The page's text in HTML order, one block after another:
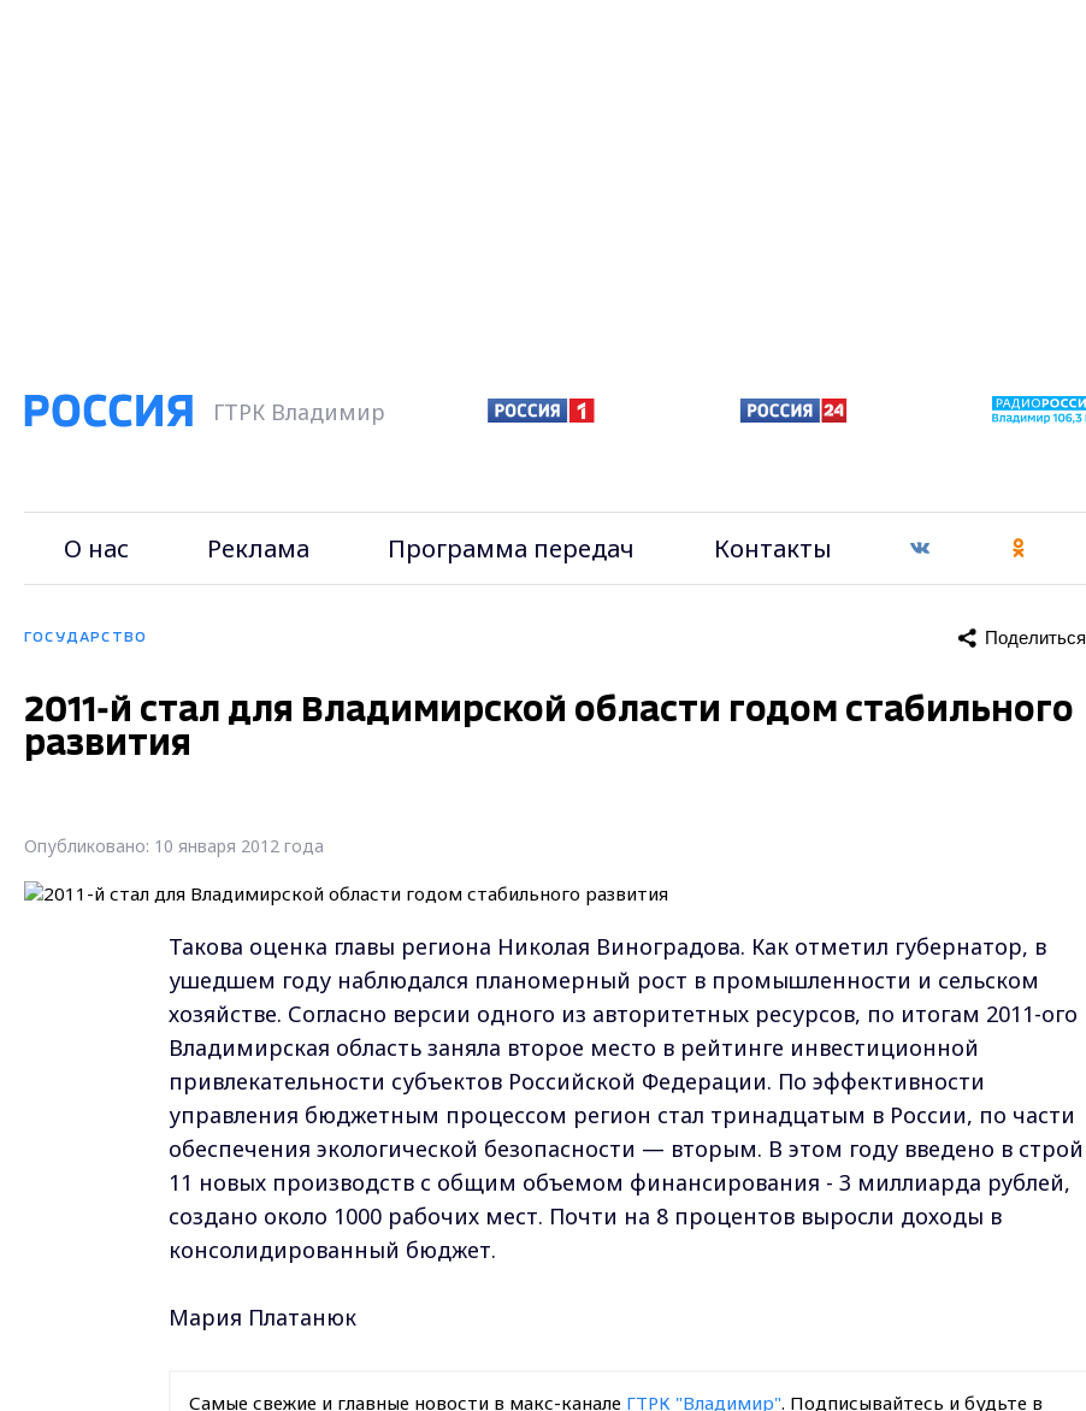
ГТРК Владимир
О нас Реклама Программа передач Контакты
ГОСУДАРСТВО Поделиться
2011-й стал для Владимирской области годом стабильного
развития
Опубликовано: 10 января 2012 года
Такова оценка главы региона Николая Виноградова. Как отметил губернатор, в
ушедшем году наблюдался планомерный рост в промышленности и сельском
хозяйстве. Согласно версии одного из авторитетных ресурсов, по итогам 2011-ого
Владимирская область заняла второе место в рейтинге инвестиционной
привлекательности субъектов Российской Федерации. По эффективности
управления бюджетным процессом регион стал тринадцатым в России, по части
обеспечения экологической безопасности — вторым. В этом году введено в строй
11 новых производств с общим объемом финансирования - 3 миллиарда рублей,
создано около 1000 рабочих мест. Почти на 8 процентов выросли доходы в
консолидированный бюджет.
Мария Платанюк
Самые свежие и главные новости в макс-канале ГТРК "Владимир". Подписывайтесь и будьте в